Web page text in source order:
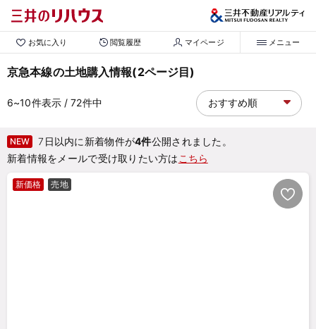
お気に入り 閲覧履歴 マイページ メニュー
京急本線の土地購入情報(2ページ目)
6~10件表示/ 72件中
NEW 7日以内に新着物件が4件公開されました。
新着情報をメールで受け取りたい方は こちら
新価格 売地